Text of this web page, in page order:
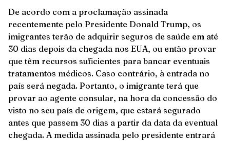
De acordo com a proclamação assinada
recentemente pelo Presidente Donald Trump, os
imigrantes terão de adquirir seguros de saúde em até
30 dias depois da chegada nos EUA, ou então provar
que têm recursos suficientes para bancar eventuais
tratamentos médicos. Caso contrário, à entrada no
país será negada. Portanto, o imigrante terá que
provar ao agente consular, na hora da concessão do
visto no seu país de origem, que estará segurado
antes que passem 30 dias a partir da data da eventual
chegada. A medida assinada pelo presidente entrará